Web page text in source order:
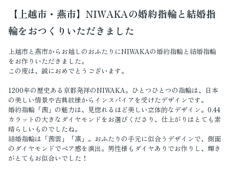
【上越市・燕市】NIWAKAの婚約指輪と結婚指
輪をおつくりいただきました
上越市と燕市からお越しのおふたりにNIWAKAの婚約指輪と結婚指輪
をお作りいただきました。
この度は、誠におめでとうございます。
1200年の歴史ある京都発祥のNIWAKA。ひとつひとつの指輪は、日本
の美しい情景や古典紋様からインスパイアを受けたデザインです。
婚約指輪「茜」の魅力は、見惚れるほど美しい立体的なデザイン。0.44
カラットの大きなダイヤモンドをお選びくださり、仕上がりはとても素
晴らしいものでしたね。
結婚指輪は「茜雲」「凛」。おふたりの手元に似合うデザインで、側面
のダイヤモンドでペア感を演出。男性様もダイヤありでお作りし、輝き
がとてもお似合いでした！